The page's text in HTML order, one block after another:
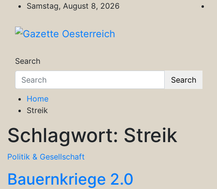
content
Samstag, August 8, 2026
Search
Search
Home
Streik
Schlagwort: Streik
Politik & Gesellschaft
Bauernkriege 2.0